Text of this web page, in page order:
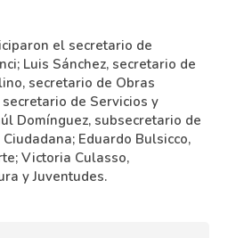
el secretario de
Luis Sánchez, secretario de
secretario de Obras
de Servicios y
Domínguez, subsecretario de
Eduardo Bulsicco,
Victoria Culasso,
y Juventudes.